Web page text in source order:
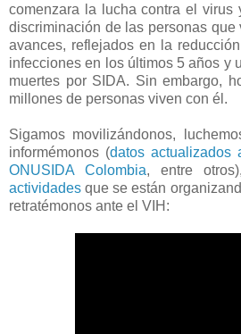
comenzara la lucha contra el virus
discriminación de las personas
avances, reflejados en la
infecciones en los últimos 5 años y
muertes por SIDA. Sin embargo,
millones de personas viven con él.
Sigamos movilizándonos,
informémonos (datos actualizados
ONUSIDA Colombia, entre
actividadesque se están
retratémonos ante el VIH: